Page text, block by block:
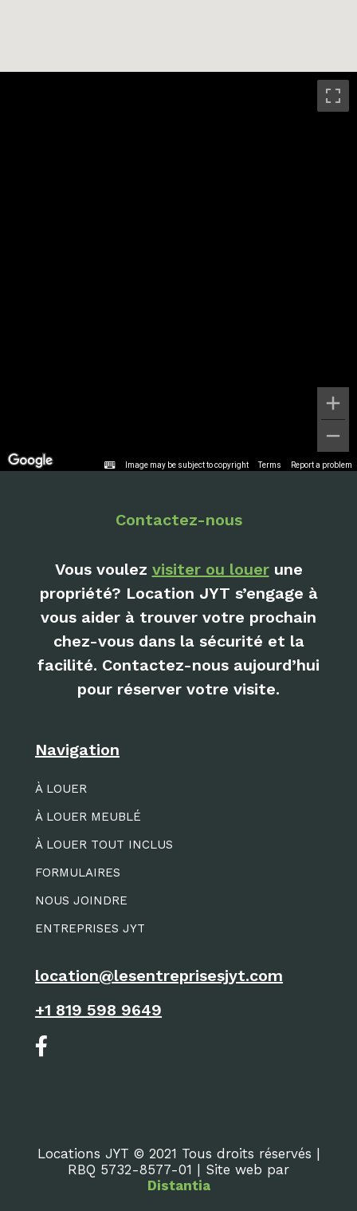
Image may be subject to copyright Terms Report a problem
Contactez-nous
Vous voulez visiter ou louerune
propriété? Location JYT s’engage à
vous aider à trouver votre prochain
chez-vous dans la sécurité et la
facilité. Contactez-nous aujourd’hui
pour réserver votre visite.
Navigation
À LOUER
À LOUER MEUBLÉ
À LOUER TOUT INCLUS
FORMULAIRES
NOUS JOINDRE
ENTREPRISES JYT
location@lesentreprisesjyt.com
+1 819 598 9649
Locations JYT © 2021 Tous droits réservés |
RBQ 5732-8577-01 | Site web par
Distantia